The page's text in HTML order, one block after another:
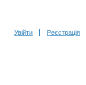
Увійти Реєстрація